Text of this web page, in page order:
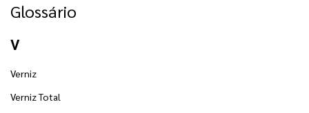
Glossário
V
Verniz
Verniz Total